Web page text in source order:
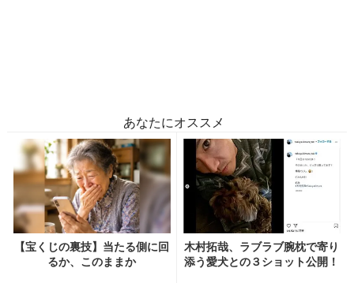
あなたにオススメ
【宝くじの裏技】当たる側に回
るか、このままか
木村拓哉、ラブラブ腕枕で寄り
添う愛犬との３ショット公開！